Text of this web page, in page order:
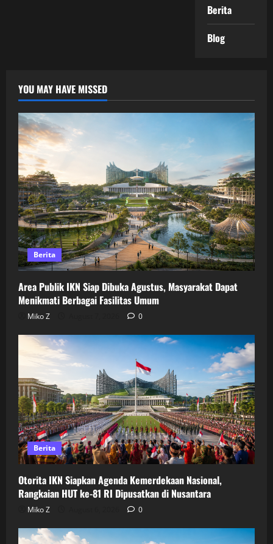
Berita
Blog
YOU MAY HAVE MISSED
Berita
Area Publik IKN Siap Dibuka Agustus, Masyarakat Dapat
Menikmati Berbagai Fasilitas Umum
Miko Z 0
Berita
Otorita IKN Siapkan Agenda Kemerdekaan Nasional,
Rangkaian HUT ke-81 RI Dipusatkan di Nusantara
Miko Z 0